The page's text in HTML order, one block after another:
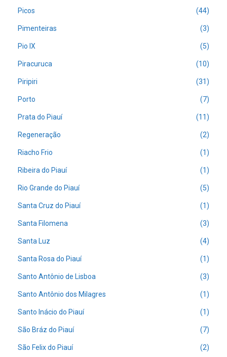
Picos (44)
Pimenteiras (3)
Pio IX (5)
Piracuruca (10)
Piripiri (31)
Porto (7)
Prata do Piauí (11)
Regeneração (2)
Riacho Frio (1)
Ribeira do Piauí (1)
Rio Grande do Piauí (5)
Santa Cruz do Piauí (1)
Santa Filomena (3)
Santa Luz (4)
Santa Rosa do Piauí (1)
Santo Antônio de Lisboa (3)
Santo Antônio dos Milagres (1)
Santo Inácio do Piauí (1)
São Bráz do Piauí (7)
São Felix do Piauí (2)